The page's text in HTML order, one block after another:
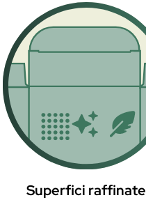
Superfici raffinate